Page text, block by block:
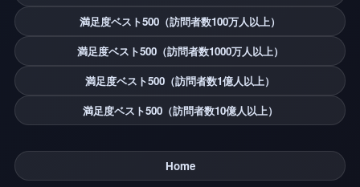
満足度ベスト500（訪問者数100万人以上）
満足度ベスト500（訪問者数1000万人以上）
満足度ベスト500（訪問者数1億人以上）
満足度ベスト500（訪問者数10億人以上）
Home